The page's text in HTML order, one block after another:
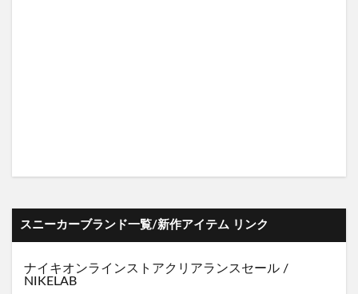
スニーカーブランド一覧/新作アイテム リンク
ナイキオンラインストアクリアランスセール /
NIKELAB